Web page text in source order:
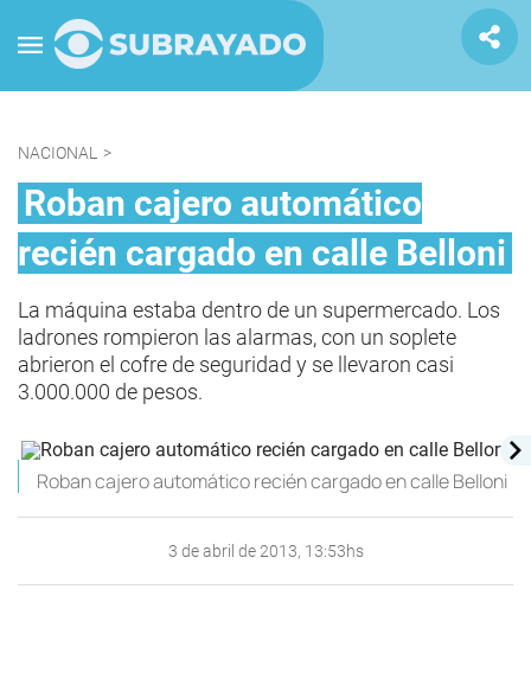
NACIONAL >
Roban cajero automático
recién cargado en calle Belloni
La máquina estaba dentro de un supermercado. Los
ladrones rompieron las alarmas, con un soplete
abrieron el cofre de seguridad y se llevaron casi
3.000.000 de pesos.
Roban cajero automático recién cargado en calle Belloni
3 de abril de 2013, 13:53hs